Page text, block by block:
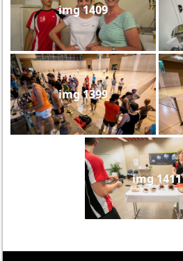
img 1409
img 1399
img 1411